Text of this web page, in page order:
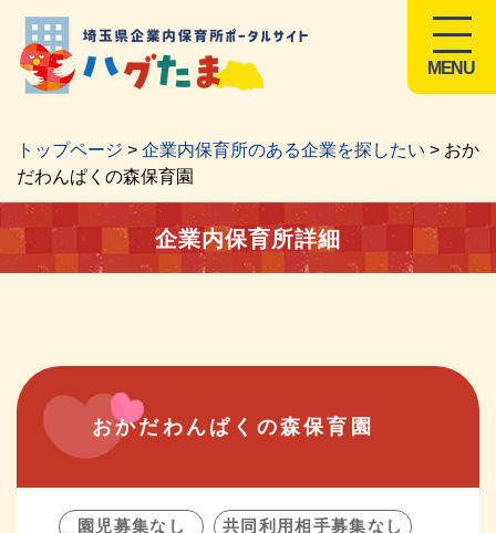
MENU
トップページ > 企業内保育所のある企業を探したい > おか
だわんぱくの森保育園
企業内保育所詳細
おかだわんぱくの森保育園
園児募集なし 共同利用相手募集なし